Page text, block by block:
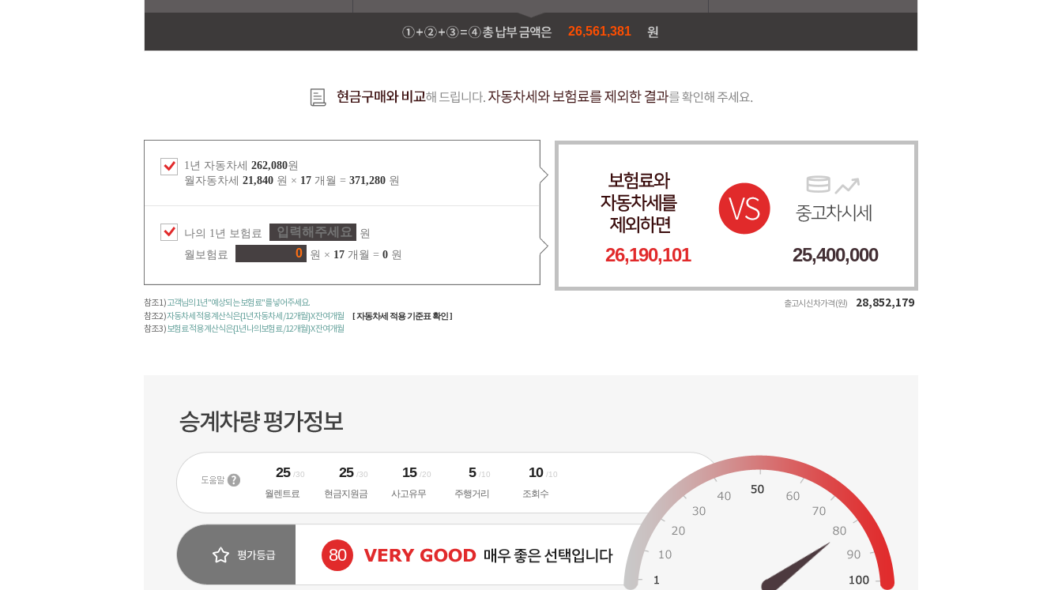
26,561,381
1년 자동차세 262,080원
월자동차세 21,840 원 × 17 개월 = 371,280 원
나의 1년 보험료
원
월보험료
원 × 17 개월 = 0 원 26,190,101 25,400,000
출고시 신차가격 (원) 28,852,179
참조 1 )고객님의 1년 "예상되는 보험료"를 넣어주세요.
참조 2 )자동차세 적용 계산식은 {1년 자동차세 /12개월} X 잔여개월 [ 자동차세 적용 기준표 확인 ]
참조 3 )보험료 적용 계산식은 {1년 나의보험료 /12개월} X 잔여개월
월렌트료
25 /30
현금지원금
25 /30
사고유무
15 /20
주행거리
5 /10
조회수
10 /10
80